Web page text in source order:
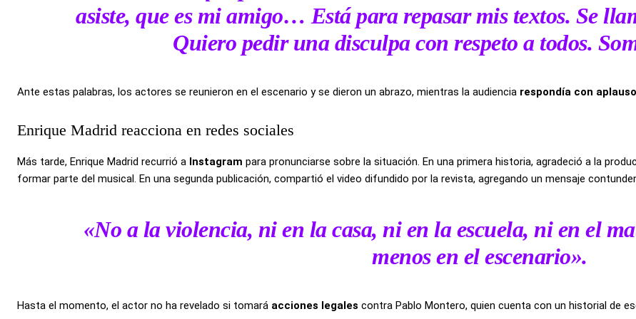
asiste, que es mi amigo… Está para repasar mis textos. Se
Quiero pedir una disculpa con respeto a todos.
Ante estas palabras, los actores se reunieron en el escenario y se dieron un abrazo, mientras la audiencia respondía con
Enrique Madrid reacciona en redes sociales
Más tarde, Enrique Madrid recurrió a Instagram para pronunciarse sobre la situación. En una primera historia, agradeció a la
formar parte del musical. En una segunda publicación, compartió el video difundido por la revista, agregando un mensaje
«No a la violencia, ni en la casa, ni en la escuela, ni en el
menos en el escenario».
Hasta el momento, el actor no ha revelado si tomará acciones legales contra Pablo Montero, quien cuenta con un historial de